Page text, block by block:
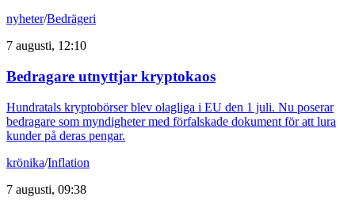
nyheter/Bedrägeri
7 augusti, 12:10
Bedragare utnyttjar kryptokaos
Hundratals kryptobörser blev olagliga i EU den 1 juli. Nu poserar
bedragare som myndigheter med förfalskade dokument för att lura
kunder på deras pengar.
krönika/Inflation
7 augusti, 09:38